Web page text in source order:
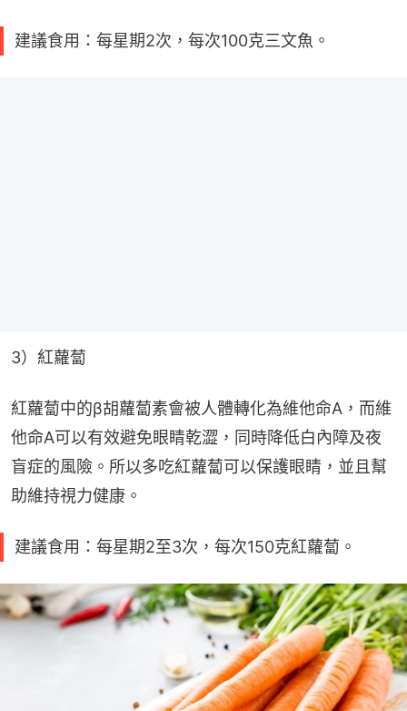
建議食用：每星期2次，每次100克三文魚。
3）紅蘿蔔
紅蘿蔔中的β胡蘿蔔素會被人體轉化為維他命A，而維
他命A可以有效避免眼睛乾澀，同時降低白內障及夜
盲症的風險。所以多吃紅蘿蔔可以保護眼睛，並且幫
助維持視力健康。
建議食用：每星期2至3次，每次150克紅蘿蔔。